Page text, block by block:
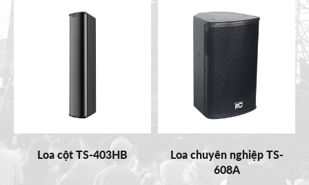
Loa cột TS-403HB
Loa chuyên nghiệp TS-
608A